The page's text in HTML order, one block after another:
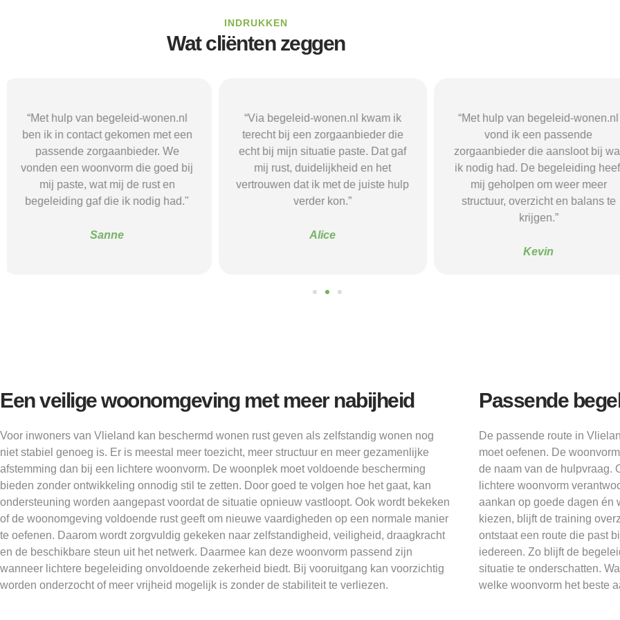
INDRUKKEN
Wat cliënten zeggen
“Via begeleid-wonen.nl kwam ik
terecht bij een zorgaanbieder die
echt bij mijn situatie paste. Dat gaf
mij rust, duidelijkheid en het
vertrouwen dat ik met de juiste hulp
verder kon.”
Alice
“Met hulp van begeleid-wonen.nl
vond ik een passende
zorgaanbieder die aansloot bij wat
ik nodig had. De begeleiding heeft
mij geholpen om weer meer
structuur, overzicht en balans te
“Met hulp van begeleid-wonen.nl
ben ik in contact gekomen met
passende zorgaanbieder. We
vonden een woonvorm die goed
mij paste, wat mij de rust en
begeleiding gaf die ik nodig had."
Een veilige woonomgeving met meer nabijheid
Voor inwoners van Vlieland kan beschermd wonen rust geven als zelfstandig wonen nog
niet stabiel genoeg is. Er is meestal meer toezicht, meer structuur en meer gezamenlijke
afstemming dan bij een lichtere woonvorm. De woonplek moet voldoende bescherming
bieden zonder ontwikkeling onnodig stil te zetten. Door goed te volgen hoe het gaat, kan
ondersteuning worden aangepast voordat de situatie opnieuw vastloopt. Ook wordt bekeken
of de woonomgeving voldoende rust geeft om nieuwe vaardigheden op een normale manier
te oefenen. Daarom wordt zorgvuldig gekeken naar zelfstandigheid, veiligheid, draagkracht
en de beschikbare steun uit het netwerk. Daarmee kan deze woonvorm passend zijn
wanneer lichtere begeleiding onvoldoende zekerheid biedt. Bij vooruitgang kan voorzichtig
worden onderzocht of meer vrijheid mogelijk is zonder de stabiliteit te verliezen.
Passende
De passende route in
moet oefenen. De
de naam van de hulpvraag.
lichtere woonvorm
aankan op goede dagen én
kiezen, blijft de training
ontstaat een route die past
iedereen. Zo blijft de
situatie te onderschatten.
welke woonvorm het beste